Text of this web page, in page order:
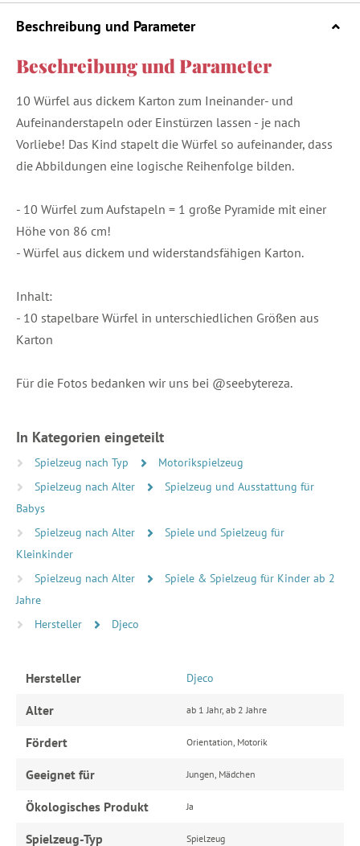
Beschreibung und Parameter
Beschreibung und Parameter
10 Würfel aus dickem Karton zum Ineinander- und
Aufeinanderstapeln oder Einstürzen lassen - je nach
Vorliebe! Das Kind stapelt die Würfel so aufeinander, dass
die Abbildungen eine logische Reihenfolge bilden.
- 10 Würfel zum Aufstapeln = 1 große Pyramide mit einer
Höhe von 86 cm!
- Würfel aus dickem und widerstandsfähigen Karton.
Inhalt:
- 10 stapelbare Würfel in unterschiedlichen Größen aus
Karton
Für die Fotos bedanken wir uns bei @seebytereza.
In Kategorien eingeteilt
Spielzeug nach Typ
Motorikspielzeug
Spielzeug nach Alter
Spielzeug und Ausstattung für
Babys
Spielzeug nach Alter
Spiele und Spielzeug für
Kleinkinder
Spielzeug nach Alter
Spiele & Spielzeug für Kinder ab 2
Jahre
Hersteller
Djeco
Hersteller Djeco
Alter ab 1 Jahr, ab 2 Jahre
Fördert Orientation, Motorik
Geeignet für Jungen, Mädchen
Ökologisches Produkt Ja
Spielzeug-Typ Spielzeug